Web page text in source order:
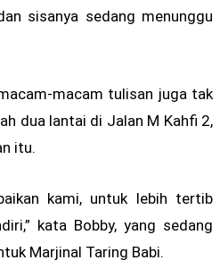
sisanya sedang menunggu
macam tulisan juga tak
dua lantai di Jalan M Kahfi 2,
itu.
kami, untuk lebih tertib
kata Bobby, yang sedang
Marjinal Taring Babi.